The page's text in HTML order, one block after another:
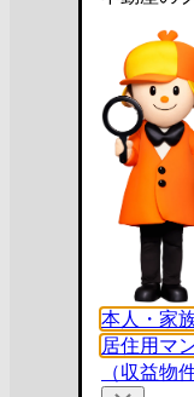
本人・家
居住用マ
（収益物